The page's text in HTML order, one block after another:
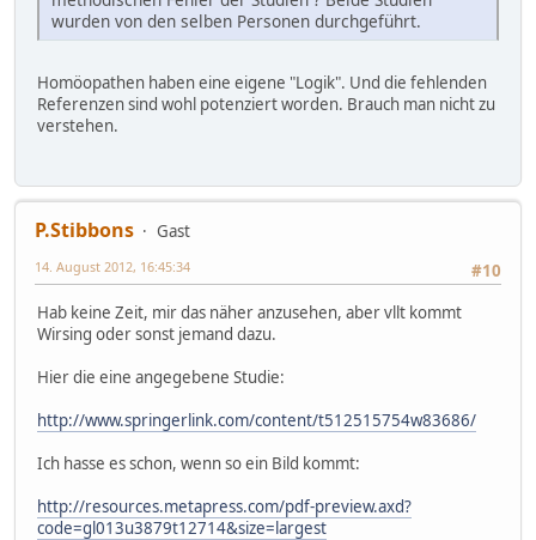
wurden von den selben Personen durchgeführt.
Homöopathen haben eine eigene "Logik". Und die fehlenden
Referenzen sind wohl potenziert worden. Brauch man nicht zu
verstehen.
P.Stibbons
Gast
#10
14. August 2012, 16:45:34
Hab keine Zeit, mir das näher anzusehen, aber vllt kommt
Wirsing oder sonst jemand dazu.
Hier die eine angegebene Studie:
http://www.springerlink.com/content/t512515754w83686/
Ich hasse es schon, wenn so ein Bild kommt:
http://resources.metapress.com/pdf-preview.axd?
code=gl013u3879t12714&size=largest